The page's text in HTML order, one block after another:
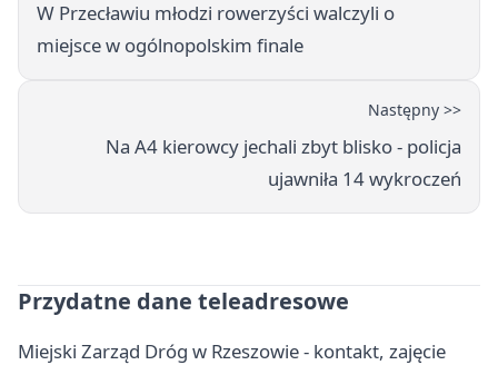
W Przecławiu młodzi rowerzyści walczyli o
miejsce w ogólnopolskim finale
Następny >>
Na A4 kierowcy jechali zbyt blisko - policja
ujawniła 14 wykroczeń
Przydatne dane teleadresowe
Miejski Zarząd Dróg w Rzeszowie - kontakt, zajęcie